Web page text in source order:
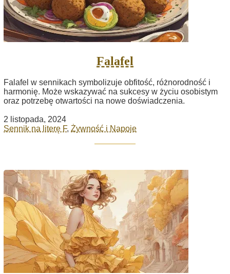
Falafel
Falafel w sennikach symbolizuje obfitość, różnorodność i
harmonię. Może wskazywać na sukcesy w życiu osobistym
oraz potrzebę otwartości na nowe doświadczenia.
2 listopada, 2024
Sennik na literę F, Żywność i Napoje